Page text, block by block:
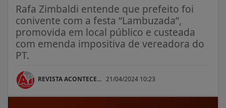
Rafa Zimbaldi entende que prefeito foi
conivente com a festa “Lambuzada”,
promovida em local público e custeada
com emenda impositiva de vereadora do
PT.
REVISTA ACONTECE... 21/04/2024 10:23